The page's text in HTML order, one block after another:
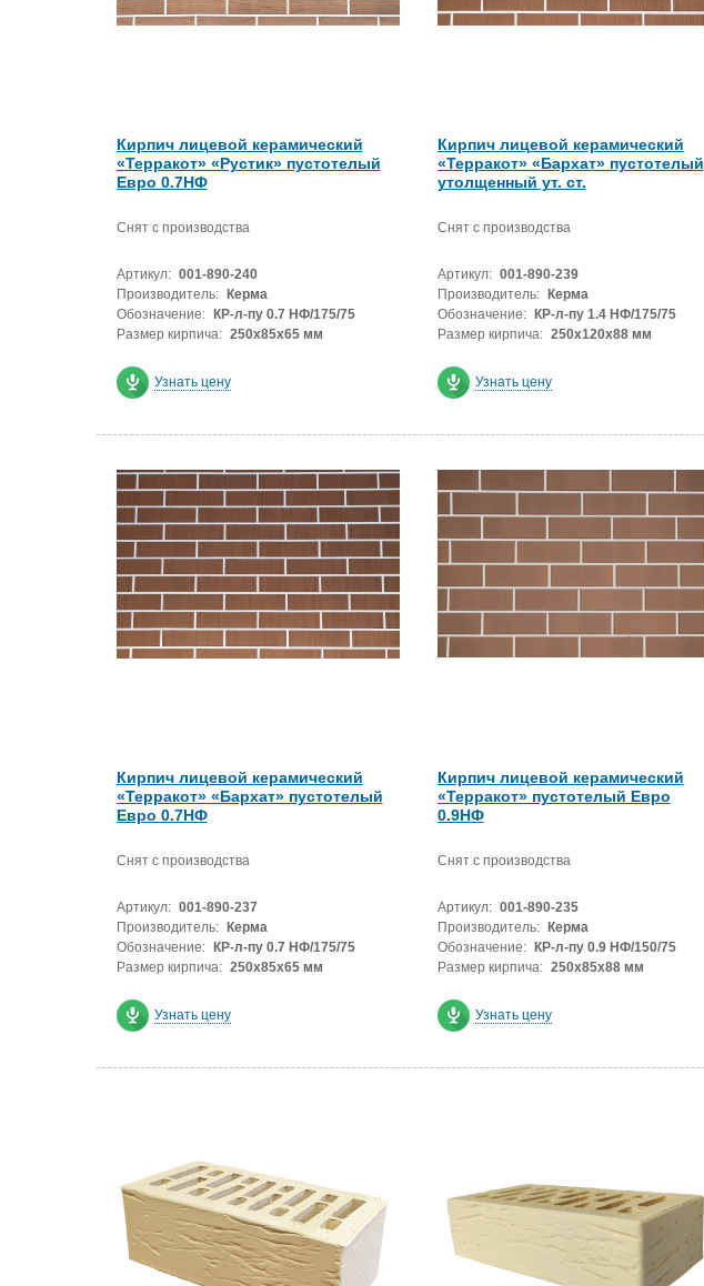
Кирпич лицевой керамический
«Терракот» «Рустик» пустотелый
Евро 0.7НФ
Снят с производства
Артикул: 001-890-240
Производитель:
Керма
Обозначение:
КР-л-пу 0.7 НФ/175/75
Размер кирпича: 250х85х65 мм
Узнать цену
Кирпич лицевой керамический
«Терракот» «Бархат» пустотелый
утолщенный ут. ст.
Снят с производства
Артикул: 001-890-239
Производитель:
Керма
Обозначение:
КР-л-пу 1.4 НФ/175/75
Размер кирпича: 250х120х88 мм
Узнать цену
Кирпич лицевой керамический
«Терракот» «Бархат» пустотелый
Евро 0.7НФ
Снят с производства
Артикул: 001-890-237
Производитель:
Керма
Обозначение:
КР-л-пу 0.7 НФ/175/75
Размер кирпича: 250х85х65 мм
Узнать цену
Кирпич лицевой керамический
«Терракот» пустотелый Евро
0.9НФ
Снят с производства
Артикул: 001-890-235
Производитель:
Керма
Обозначение:
КР-л-пу 0.9 НФ/150/75
Размер кирпича: 250х85х88 мм
Узнать цену